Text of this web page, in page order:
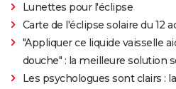
Lunettes pour l'éclipse
Carte de l'éclipse solaire du 12
"Appliquer ce liquide vaisselle
douche" : la meilleure solution
Les psychologues sont clairs :